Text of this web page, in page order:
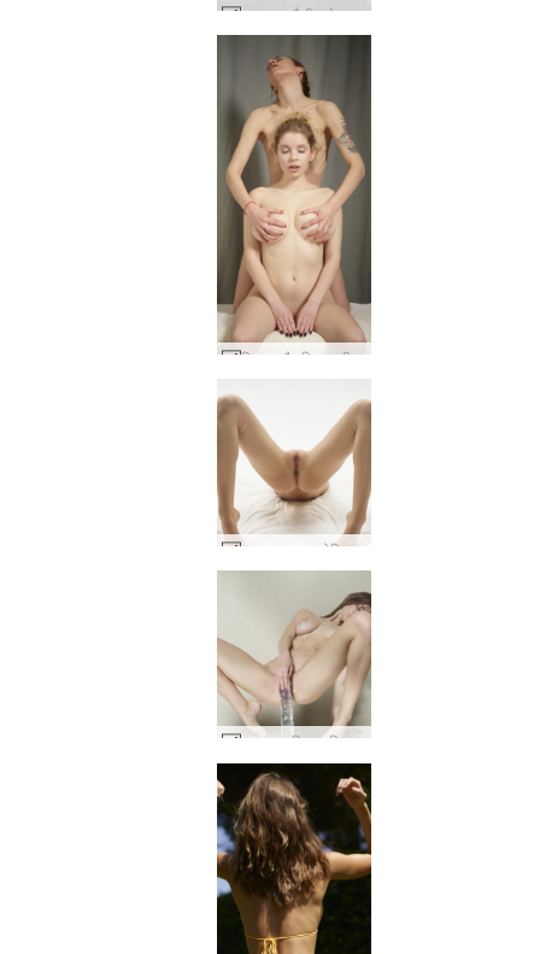
अन्ना एल तैलीय सेक्सी #45
मिला ए और तिगरा प्री-मसाज #34
अन्ना एल चरम जोखिम #14
अन्ना एल विशाल डिल्डो चुनौती #8